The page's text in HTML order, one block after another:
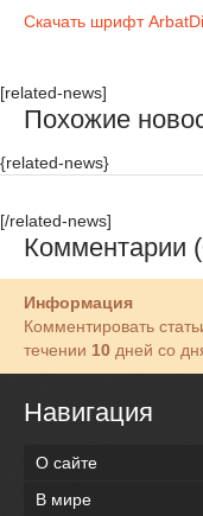
Скачать шрифт ArbatDi
[related-news]
Похожие
{related-news}
[/related-news]
Комментарии
Информация
Комментировать
течении 10 дней со
Навигация
О сайте
В мире